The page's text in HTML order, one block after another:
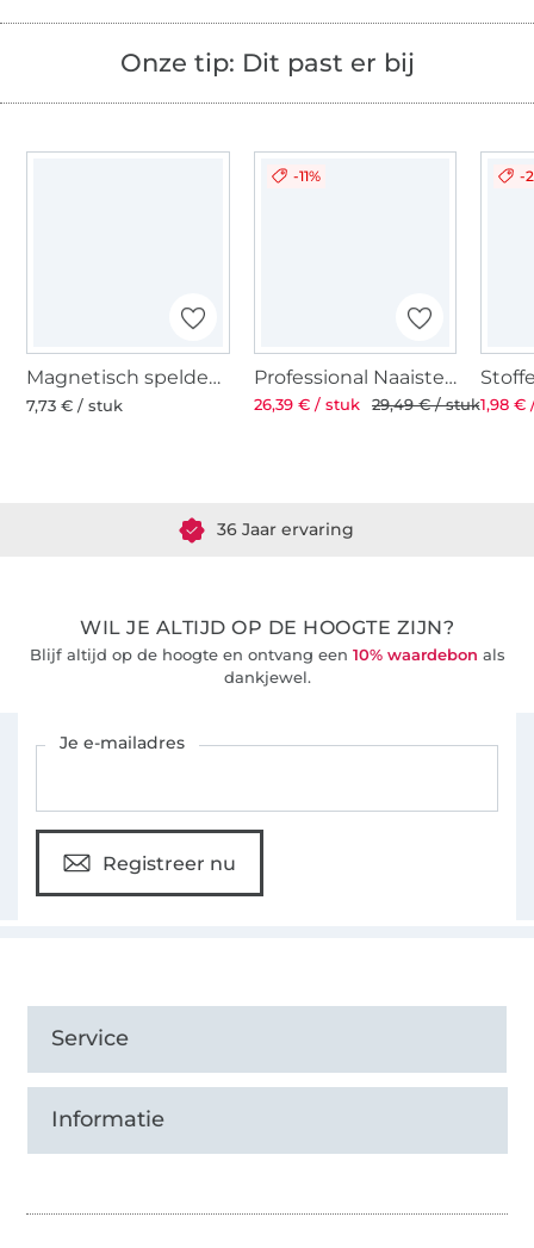
Onze tip: Dit past er bij
Magnetisch speldenkussen
7,73 € / stuk
-11%
Professional Naaistersschaar ST 8'' 21 cm
26,39 € / stuk 29,49 € / stuk
-
1,98 €
36 Jaar ervaring
WIL JE ALTIJD OP DE HOOGTE ZIJN?
Blijf altijd op de hoogte en ontvang een 10% waardebon als
dankjewel.
Je e-mailadres
Registreer nu
Service
Informatie